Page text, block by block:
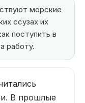
›
⌄
морские
ссузах их
поступить в
работу.
В прошлые